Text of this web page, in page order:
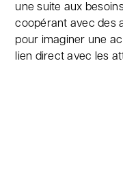
une suite aux
coopérant avec des
pour imaginer une
lien direct avec les